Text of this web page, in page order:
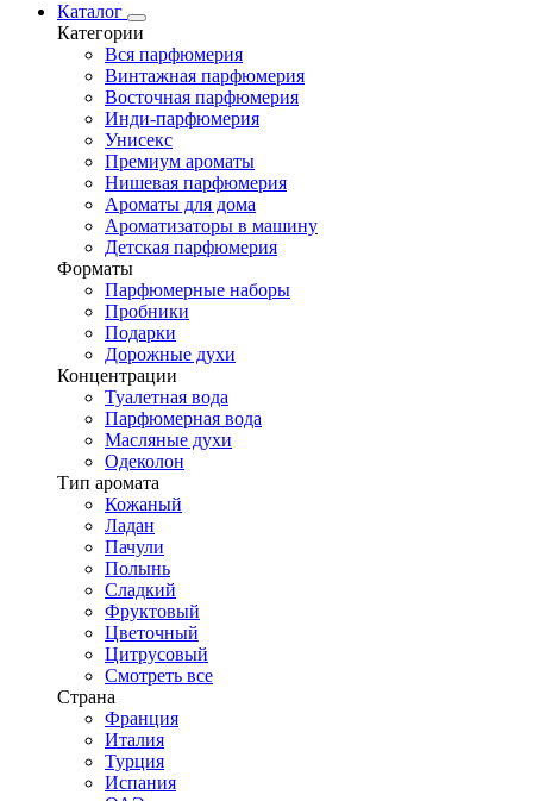
Каталог
Категории
Вся парфюмерия
Винтажная парфюмерия
Восточная парфюмерия
Инди-парфюмерия
Унисекс
Премиум ароматы
Нишевая парфюмерия
Ароматы для дома
Ароматизаторы в машину
Детская парфюмерия
Форматы
Парфюмерные наборы
Пробники
Подарки
Дорожные духи
Концентрации
Туалетная вода
Парфюмерная вода
Масляные духи
Одеколон
Тип аромата
Кожаный
Ладан
Пачули
Полынь
Сладкий
Фруктовый
Цветочный
Цитрусовый
Смотреть все
Страна
Франция
Италия
Турция
Испания